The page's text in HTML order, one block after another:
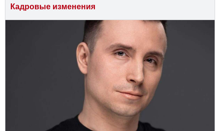
Кадровые изменения